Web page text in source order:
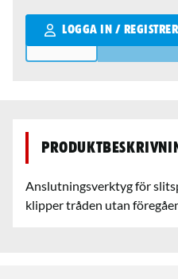
LOGGA IN /
Qantity
Anslutningsverktyg för
klipper tråden utan